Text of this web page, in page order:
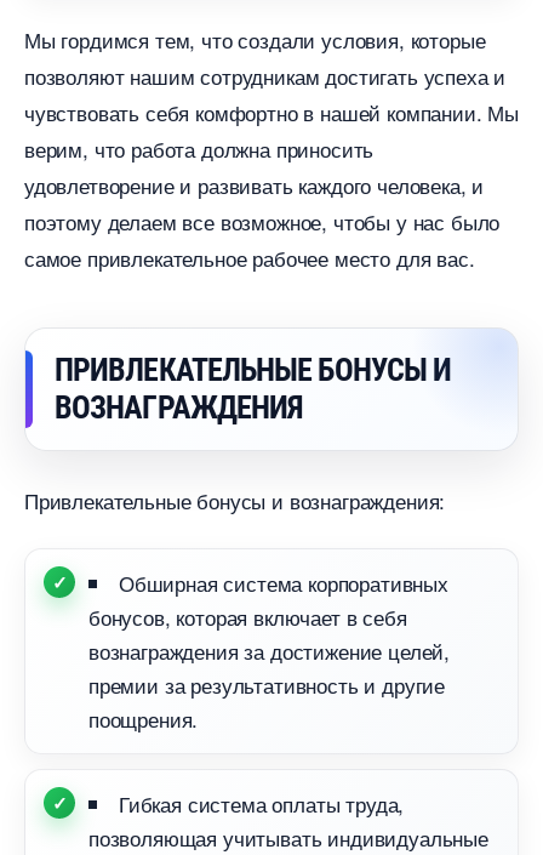
Мы гордимся тем, что создали условия, которые
позволяют нашим сотрудникам достигать успеха и
чувствовать себя комфортно в нашей компании. Мы
ерим, что работа должна приносить
удовлетворение и развивать каждого человека, и
поэтому делаем все возможное, чтобы у нас было
самое привлекательное рабочее место для вас.
ПРИВЛЕКАТЕЛЬНЫЕ БОНУСЫ И
ОЗНАГРАЖДЕНИЯ
Привлекательные бонусы и вознаграждения:
Обширная система корпоративных
онусов, которая включает в себя
ознаграждения за достижение целей,
премии за результативность и другие
поощрения.
Гибкая система оплаты труда,
позволяющая учитывать индивидуальные